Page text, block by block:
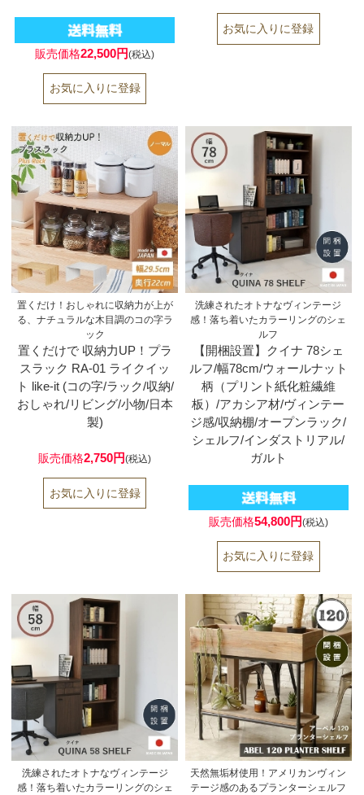
販売価格22,500円(税込)
置くだけ！おしゃれに収納力が上が
る、ナチュラルな木目調のコの字ラ
ック
置くだけで 収納力UP！プラ
スラック RA-01 ライクイッ
ト like-it (コの字/ラック/収納/
おしゃれ/リビング/小物/日本
製)
販売価格2,750円(税込)
洗練されたオトナなヴィンテージ
感！落ち着いたカラーリングのシェ
ルフ
【開梱設置】クイナ 78シェ
ルフ/幅78cm/ウォールナット
柄（プリント紙化粧繊維
板）/アカシア材/ヴィンテー
ジ感/収納棚/オープンラック/
シェルフ/インダストリアル/
ガルト
販売価格54,800円(税込)
洗練されたオトナなヴィンテージ
感！落ち着いたカラーリングのシェ
天然無垢材使用！アメリカンヴィン
テージ感のあるプランターシェルフ